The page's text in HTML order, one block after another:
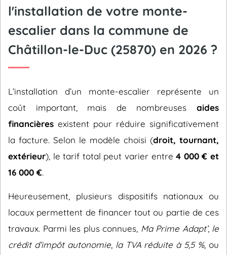
l'installation de votre monte-
escalier dans la commune de
Châtillon-le-Duc (25870) en 2026 ?
L’installation d’un monte-escalier représente un
coût important, mais de nombreuses aides
financières existent pour réduire significativement
la facture. Selon le modèle choisi (droit, tournant,
extérieur), le tarif total peut varier entre4 000 € et
16 000 €.
Heureusement, plusieurs dispositifs nationaux ou
locaux permettent de financer tout ou partie de ces
travaux. Parmi les plus connues, Ma Prime Adapt’, le
crédit d’impôt autonomie, la TVA réduite à 5,5 %, ou